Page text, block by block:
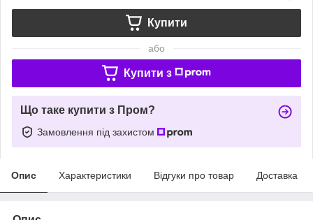
Купити
або
Купити з
Що таке купити з Пром?
Замовлення під захистом
Опис Характеристики Відгуки про товар Доставка